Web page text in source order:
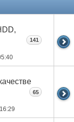
141
16:29
65